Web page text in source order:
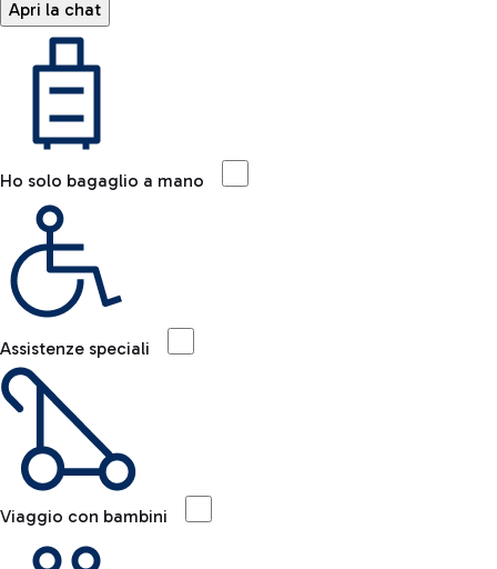
Apri la chat
Ho solo bagaglio a mano
Assistenze speciali
Viaggio con bambini